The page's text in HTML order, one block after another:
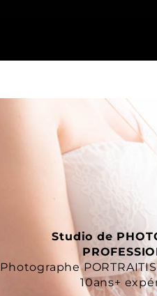
Studio de
Photographe
10ans+